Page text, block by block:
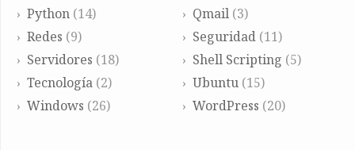
Python (14) Qmail(3)
Redes (9) Seguridad(11)
Servidores (18) Shell Scripting (5)
Tecnología (2) Ubuntu(15)
Windows (26) WordPress (20)